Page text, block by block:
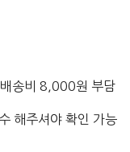
배송비 8,000원 부담
해주셔야 확인 가능